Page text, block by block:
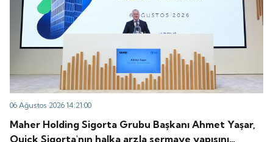
06 Ağustos 2026 14:21:00
Maher Holding Sigorta Grubu Başkanı Ahmet Yaşar,
Quick Sigorta'nın halka arzla sermaye yapısını